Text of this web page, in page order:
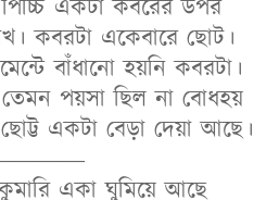
পিচ্চি একটা কবরের উপর
কবরটা একেবারে ছোট।
বাঁধানো হয়নি কবরটা।
পয়সা ছিল না বোধহয়
একটা বেড়া দেয়া আছে।
একা ঘুমিয়ে আছে